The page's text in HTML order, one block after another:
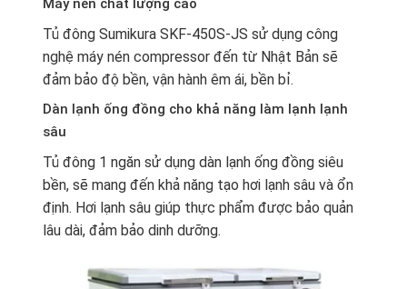
Máy nén chất lượng cao
Tủ đông Sumikura SKF-450S-JS sử dụng công
nghệ máy nén compressor đến từ Nhật Bản sẽ
đảm bảo độ bền, vận hành êm ái, bền bỉ.
Dàn lạnh ống đồng cho khả năng làm lạnh lạnh
sâu
Tủ đông 1 ngăn sử dụng dàn lạnh ống đồng siêu
bền, sẽ mang đến khả năng tạo hơi lạnh sâu và ổn
định. Hơi lạnh sâu giúp thực phẩm được bảo quản
lâu dài, đảm bảo dinh dưỡng.